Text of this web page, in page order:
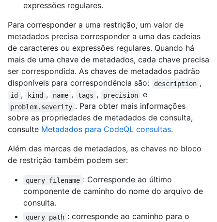
expressões regulares.
Para corresponder a uma restrição, um valor de
metadados precisa corresponder a uma das cadeias
de caracteres ou expressões regulares. Quando há
mais de uma chave de metadados, cada chave precisa
ser correspondida. As chaves de metadados padrão
disponíveis para correspondência são:
description ,
id , kind , name , tags , precision e
problem.severity . Para obter mais informações
sobre as propriedades de metadados de consulta,
consulte Metadados para CodeQL consultas.
Além das marcas de metadados, as chaves no bloco
de restrição também podem ser:
query filename : Corresponde ao último
componente de caminho do nome do arquivo de
consulta.
query path : corresponde ao caminho para o